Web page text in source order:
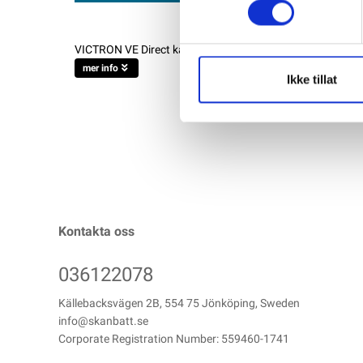
Ikke tillat
VICTRON VE Direct kabel 0,9 m med vinkel (90` kontakt
mer info
Kontakta oss
036122078
Källebacksvägen 2B, 554 75 Jönköping, Sweden
info@skanbatt.se
Corporate Registration Number: 559460-1741